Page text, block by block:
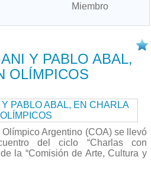
Miembro
Y PABLO ABAL,
OLÍMPICOS
Argentino (COA) se llevó
del ciclo “Charlas con
la “Comisión de Arte, Cultura y